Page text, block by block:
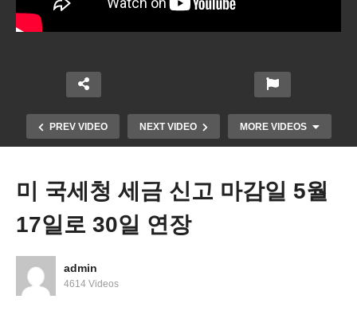
PREV VIDEO NEXT VIDEO MORE VIDEOS
미 국세청 세금 신고 마감일 5월
17일로 30일 연장
admin
4614 Videos